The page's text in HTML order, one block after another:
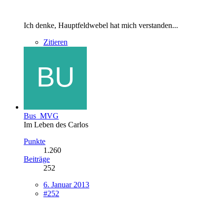
Ich denke, Hauptfeldwebel hat mich verstanden...
Zitieren
Bus_MVG
Im Leben des Carlos
Punkte
1.260
Beiträge
252
6. Januar 2013
#252